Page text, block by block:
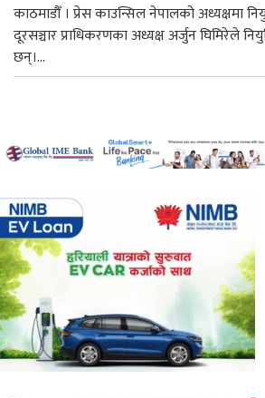
काठमाडौँ । प्रेस काउन्सिल नेपालको अध्यक्षमा
दूरसञ्चार प्राधिकरणका अध्यक्ष अर्जुन घिमिरेले
छन्।...